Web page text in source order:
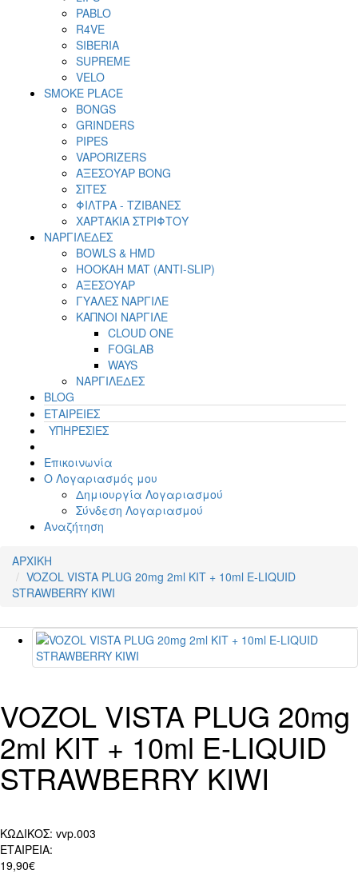
PABLO
R4VE
SIBERIA
SUPREME
VELO
SMOKE PLACE
BONGS
GRINDERS
PIPES
VAPORIZERS
ΑΞΕΣΟΥΑΡ BONG
ΣΙΤΕΣ
ΦΙΛΤΡΑ - ΤΖΙΒΑΝΕΣ
ΧΑΡΤΑΚΙΑ ΣΤΡΙΦΤΟΥ
ΝΑΡΓΙΛΕΔΕΣ
BOWLS & HMD
HOOKAH MAT (ANTI-SLIP)
ΑΞΕΣΟΥΑΡ
ΓΥΑΛΕΣ ΝΑΡΓΙΛΕ
ΚΑΠΝΟΙ ΝΑΡΓΙΛΕ
CLOUD ONE
FOGLAB
WAYS
ΝΑΡΓΙΛΕΔΕΣ
BLOG
ΕΤΑΙΡΕΙΕΣ
ΥΠΗΡΕΣΙΕΣ
Επικοινωνία
Ο Λογαριασμός μου
Δημιουργία Λογαριασμού
Σύνδεση Λογαριασμού
Αναζήτηση
ΑΡΧΙΚΗ
VOZOL VISTA PLUG 20mg 2ml KIT + 10ml E-LIQUID
STRAWBERRY KIWI
VOZOL VISTA PLUG 20mg
2ml KIT + 10ml E-LIQUID
STRAWBERRY KIWI
ΚΩΔΙΚΟΣ: vvp.003
ΕΤΑΙΡΕΙΑ:
19,90€